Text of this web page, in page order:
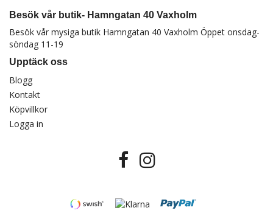
Besök vår butik- Hamngatan 40 Vaxholm
Besök vår mysiga butik Hamngatan 40 Vaxholm Öppet onsdag-
söndag 11-19
Upptäck oss
Blogg
Kontakt
Köpvillkor
Logga in